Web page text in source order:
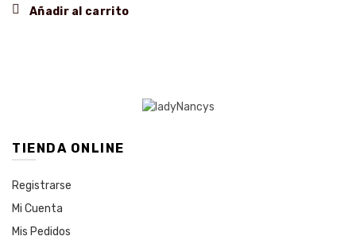
Añadir al carrito
TIENDA ONLINE
Registrarse
Mi Cuenta
Mis Pedidos